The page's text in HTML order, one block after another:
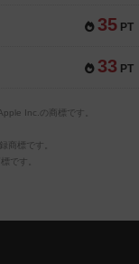
35 PT
33 PT
Inc.の商標です。
商標です。
です。